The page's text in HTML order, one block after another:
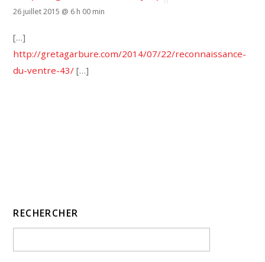
26 juillet 2015 @ 6 h 00 min
[…]
http://gretagarbure.com/2014/07/22/reconnaissance-
du-ventre-43/ […]
RECHERCHER